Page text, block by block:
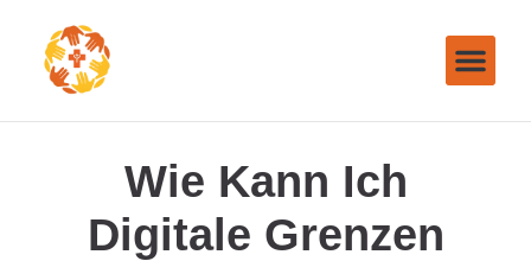
Wie Kann Ich
Digitale Grenzen